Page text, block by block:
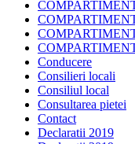
Conducere
Consilieri locali
Consiliul local
Consultarea pietei
Contact
Declaratii 2019